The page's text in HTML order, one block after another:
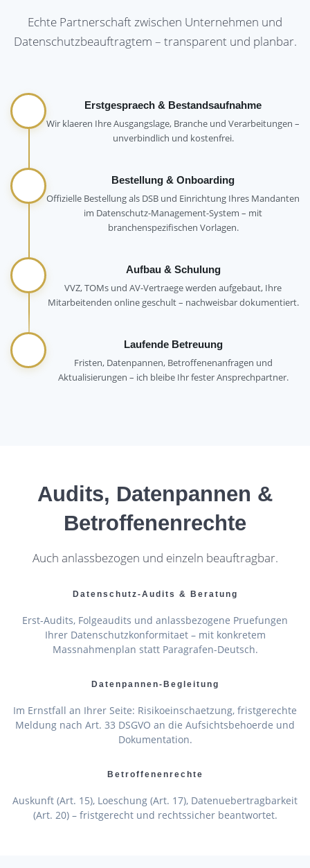
Echte Partnerschaft zwischen Unternehmen und
Datenschutzbeauftragtem – transparent und planbar.
Erstgespraech & Bestandsaufnahme
Wir klaeren Ihre Ausgangslage, Branche und Verarbeitungen –
unverbindlich und kostenfrei.
Bestellung & Onboarding
Offizielle Bestellung als DSB und Einrichtung Ihres Mandanten
im Datenschutz-Management-System – mit
branchenspezifischen Vorlagen.
Aufbau & Schulung
VVZ, TOMs und AV-Vertraege werden aufgebaut, Ihre
Mitarbeitenden online geschult – nachweisbar dokumentiert.
Laufende Betreuung
Fristen, Datenpannen, Betroffenenanfragen und
Aktualisierungen – ich bleibe Ihr fester Ansprechpartner.
Audits, Datenpannen &
Betroffenenrechte
Auch anlassbezogen und einzeln beauftragbar.
Datenschutz-Audits & Beratung
Erst-Audits, Folgeaudits und anlassbezogene Pruefungen
Ihrer Datenschutzkonformitaet – mit konkretem
Massnahmenplan statt Paragrafen-Deutsch.
Datenpannen-Begleitung
Im Ernstfall an Ihrer Seite: Risikoeinschaetzung, fristgerechte
Meldung nach Art. 33 DSGVO an die Aufsichtsbehoerde und
Dokumentation.
Betroffenenrechte
Auskunft (Art. 15), Loeschung (Art. 17), Datenuebertragbarkeit
(Art. 20) – fristgerecht und rechtssicher beantwortet.